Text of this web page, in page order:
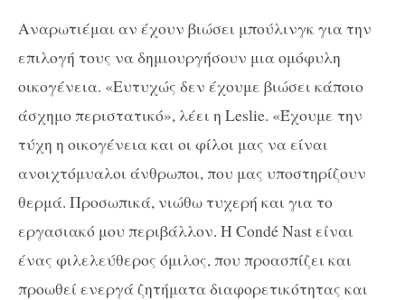
Αναρωτιέμαι αν έχουν βιώσει μπούλινγκ για την
επιλογή τους να δημιουργήσουν μια ομόφυλη
οικογένεια. «Ευτυχώς δεν έχουμε βιώσει κάποιο
άσχημο περιστατικό», λέει η Leslie. «Έχουμε την
τύχη η οικογένεια και οι φίλοι μας να είναι
ανοιχτόμυαλοι άνθρωποι, που μας υποστηρίζουν
θερμά. Προσωπικά, νιώθω τυχερή και για το
εργασιακό μου περιβάλλον. Η Condé Nast είναι
ένας φιλελεύθερος όμιλος, που προασπίζει και
προωθεί ενεργά ζητήματα διαφορετικότητας και